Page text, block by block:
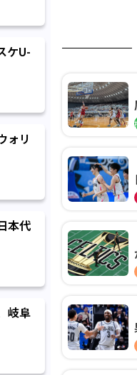
ケU-
ォリ
本代
岐阜
高